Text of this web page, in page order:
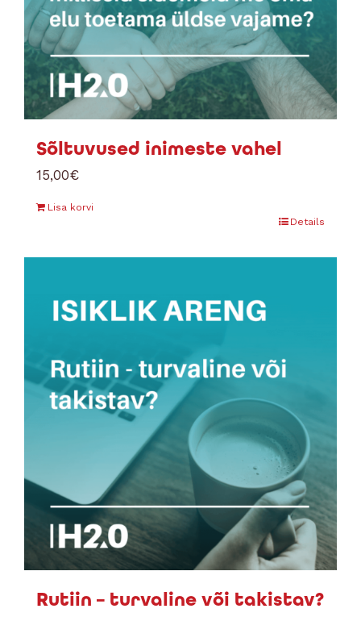
Sõltuvused inimeste vahel
15,00€
Lisa korvi
Details
Rutiin – turvaline või takistav?